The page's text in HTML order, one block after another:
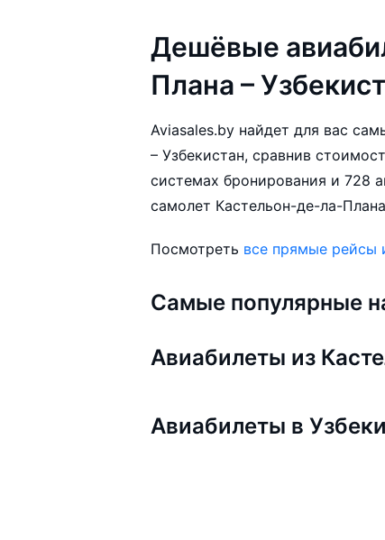
Дешёвые
Плана –
Aviasales.by найдет для вас
– Узбекистан, сравнив
системах бронирования и 728
самолет Кастельон-де-ла-
Посмотреть все прямые рейсы
Самые популярные
Авиабилеты из
Авиабилеты в